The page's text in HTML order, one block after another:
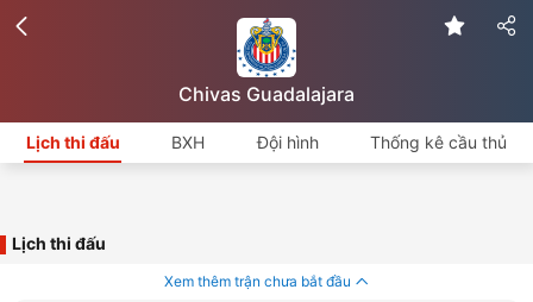
Chivas Guadalajara
Lịch thi đấu BXH Đội hình Thống kê cầu thủ
Lịch thi đấu
Xem thêm trận chưa bắt đầu